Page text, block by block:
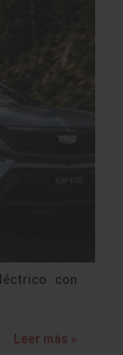
con
Leer más »